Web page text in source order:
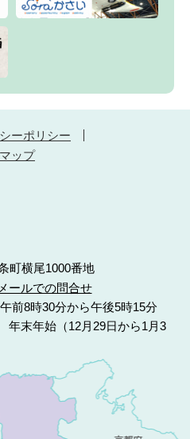
ーポリシー
ップ
町横尾1000番地
メールでの問合せ
前8時30分から午後5時15分
末年始（12月29日から1月3